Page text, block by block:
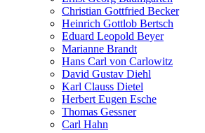
Christian Gottfried Becker
Heinrich Gottlob Bertsch
Eduard Leopold Beyer
Marianne Brandt
Hans Carl von Carlowitz
David Gustav Diehl
Karl Clauss Dietel
Herbert Eugen Esche
Thomas Gessner
Carl Hahn